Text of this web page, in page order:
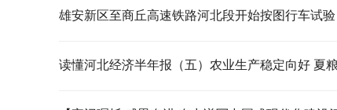
雄安新区至商丘高速铁路河北段开始按图行车试验